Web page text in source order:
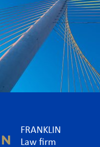
FRANKLIN
Law firm